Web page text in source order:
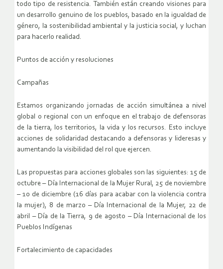
todo tipo de resistencia. También están creando visiones para
un desarrollo genuino de los pueblos, basado en la igualdad de
género, la sostenibilidad ambiental y la justicia social, y luchan
para hacerlo realidad.
Puntos de acción y resoluciones
Campañas
Estamos organizando jornadas de acción simultánea a nivel
global o regional con un enfoque en el trabajo de defensoras
de la tierra, los territorios, la vida y los recursos. Esto incluye
acciones de solidaridad destacando a defensoras y lideresas y
aumentando la visibilidad del rol que ejercen.
Las propuestas para acciones globales son las siguientes: 15 de
octubre – Día Internacional de la Mujer Rural, 25 de noviembre
– 10 de diciembre (16 días para acabar con la violencia contra
la mujer), 8 de marzo – Día Internacional de la Mujer, 22 de
abril – Día de la Tierra, 9 de agosto – Día Internacional de los
Pueblos Indígenas
Fortalecimiento de capacidades